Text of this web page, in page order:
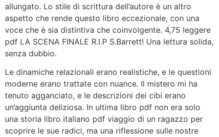
allungato. Lo stile di scrittura dell’autore è un altro
aspetto che rende questo libro eccezionale, con una
voce che è sia distintiva che coinvolgente. 4,75 leggere
pdf LA SCENA FINALE R.I.P S.Barrett! Una lettura solida,
senza dubbio.
Le dinamiche relazionali erano realistiche, e le questioni
moderne erano trattate con nuance. Il mistero mi ha
tenuto agganciato, e le descrizioni dei cibi erano
un’aggiunta deliziosa. In ultima libro pdf non era solo
una storia libro italiano pdf viaggio di un ragazzo per
scoprire le sue radici, ma una riflessione sulle nostre